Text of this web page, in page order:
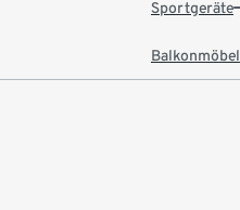
Sportgeräte
Balkonmöbel